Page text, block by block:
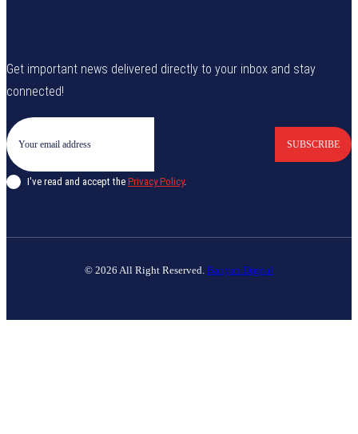
Get important news delivered directly to your inbox and stay
connected!
SUBSCRIBE
I've read and accept the Privacy Policy.
© 2026 All Right Reserved. Banyan Digital